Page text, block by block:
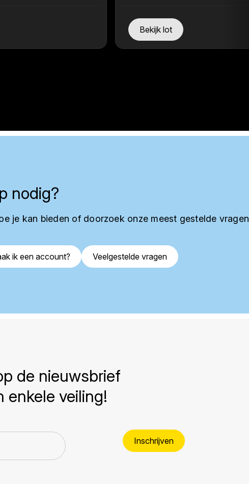
Bekijk lot
nodig?
je kan bieden of doorzoek onze meest gestelde vragen
ik een account? Veelgestelde vragen
de nieuwsbrief
enkele veiling!
Inschrijven